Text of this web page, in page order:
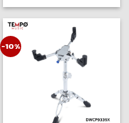
-10%